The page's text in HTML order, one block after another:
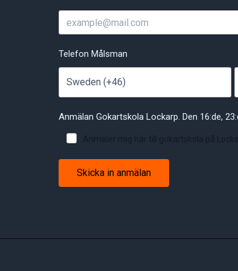
Telefon Målsman
Anmälan Gokartskola Lockarp. Den 16:de,
Skicka in anmälan